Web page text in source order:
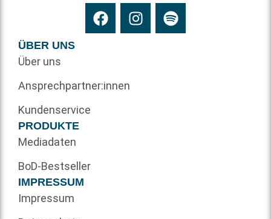
ÜBER UNS
Über uns
Ansprechpartner:innen
Kundenservice
PRODUKTE
Mediadaten
BoD-Bestseller
IMPRESSUM
Impressum